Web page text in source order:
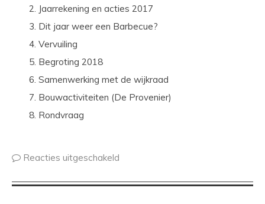
Jaarrekening en acties 2017
Dit jaar weer een Barbecue?
Vervuiling
Begroting 2018
Samenwerking met de wijkraad
Bouwactiviteiten (De Provenier)
Rondvraag
Reacties uitgeschakeld